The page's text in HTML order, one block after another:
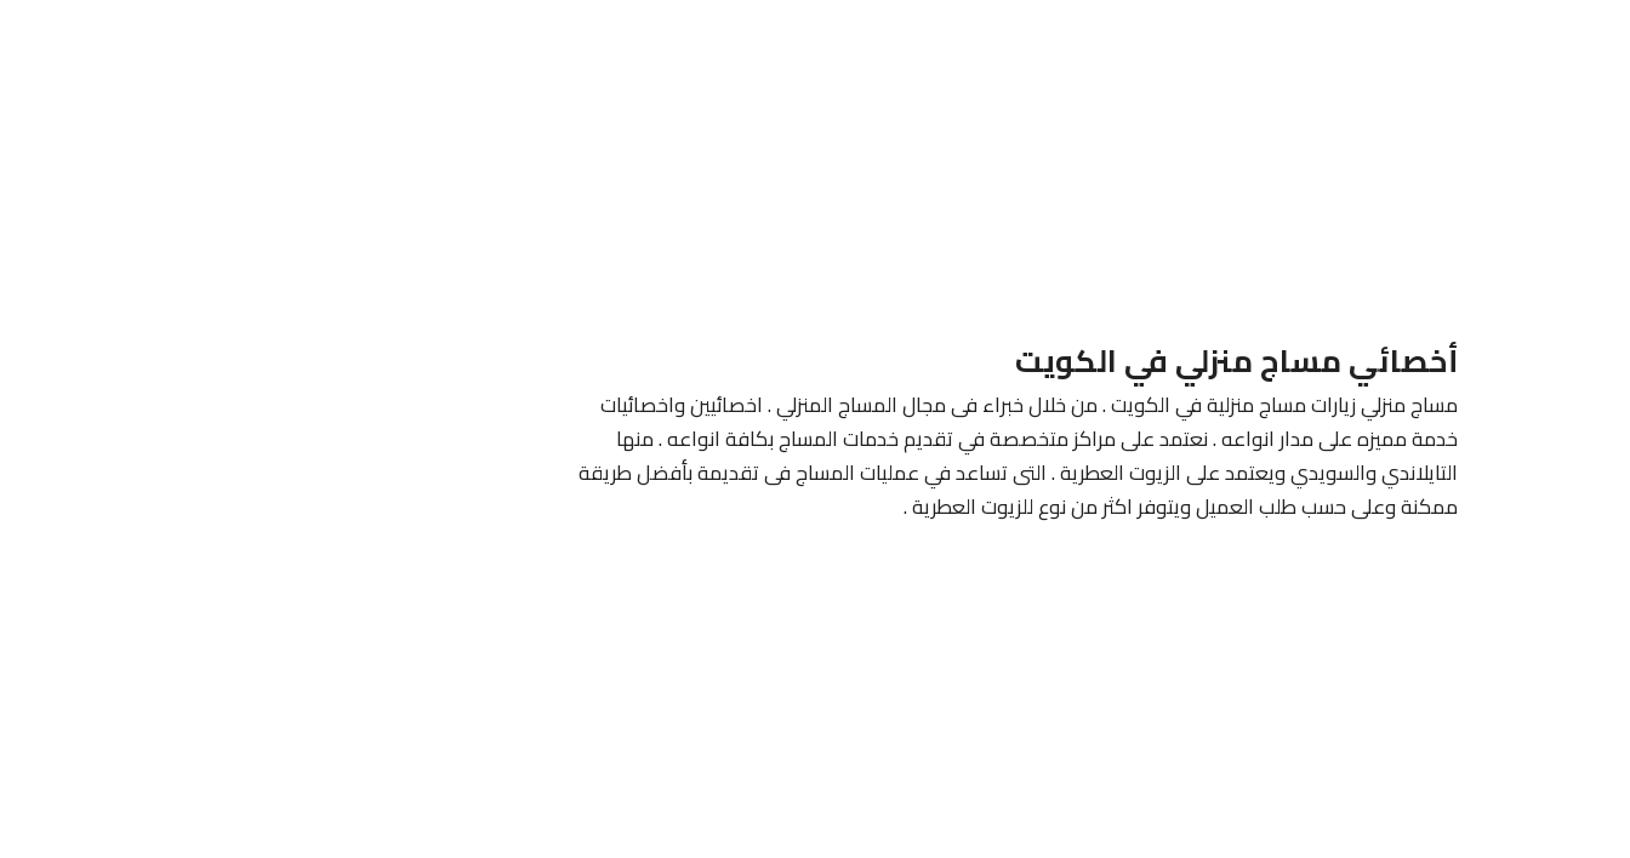
أخصائي مساج منزلي في الكويت
مساج منزلي زيارات مساج منزلية في الكويت . من خلال خبراء فى مجال المساج المنزلي . اخصائيين واخصائيات
خدمة مميزه على مدار انواعه . نعتمد على مراكز متخصصة في تقديم خدمات المساج بكافة انواعه . منها
التايلاندي والسويدي ويعتمد على الزيوت العطرية . التى تساعد في عمليات المساج فى تقديمة بأفضل طريقة
ممكنة وعلى حسب طلب العميل ويتوفر اكثر من نوع للزيوت العطرية .